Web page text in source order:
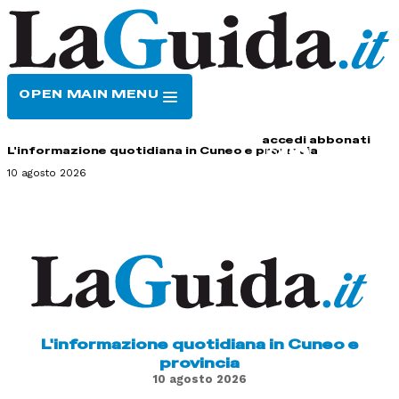
OPEN MAIN MENU
accedi abbonati
L'informazione quotidiana in Cuneo e provincia
10 agosto 2026
L'informazione quotidiana in Cuneo e
provincia
10 agosto 2026